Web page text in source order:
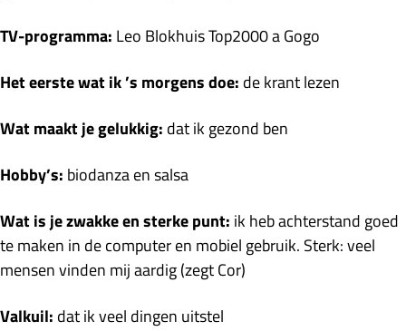
TV-programma: Leo Blokhuis Top2000 a Gogo
Het eerste wat ik ’s morgens doe: de krant lezen
Wat maakt je gelukkig: dat ik gezond ben
Hobby’s: biodanza en salsa
Wat is je zwakke en sterke punt: ik heb achterstand goed
te maken in de computer en mobiel gebruik. Sterk: veel
mensen vinden mij aardig (zegt Cor)
Valkuil: dat ik veel dingen uitstel